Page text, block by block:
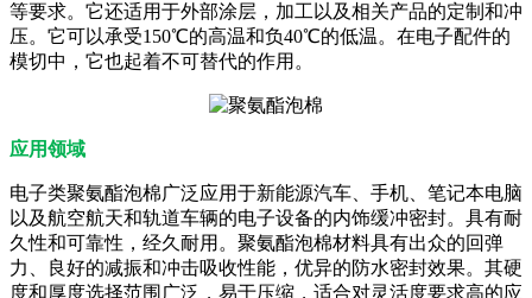
等要求。它还适用于外部涂层，加工以及相关产品的定制和冲
压。它可以承受150℃的高温和负40℃的低温。在电子配件的
模切中，它也起着不可替代的作用。
应用领域
电子类聚氨酯泡棉广泛应用于新能源汽车、手机、笔记本电脑
以及航空航天和轨道车辆的电子设备的内饰缓冲密封。具有耐
久性和可靠性，经久耐用。聚氨酯泡棉材料具有出众的回弹
力、良好的减振和冲击吸收性能，优异的防水密封效果。其硬
度和厚度选择范围广泛，易于压缩，适合对灵活度要求高的应